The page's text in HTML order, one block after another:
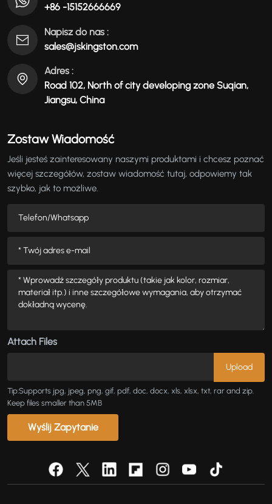
+86 -15152666669
Napisz do nas :
sales@jskingston.com
Adres :
Road 102, North of city developing zone Suqian,
Jiangsu, China
Zostaw Wiadomość
Jeśli jesteś zainteresowany naszymi produktami i chcesz poznać
więcej szczegółów, zostaw wiadomość tutaj, odpowiemy tak
szybko, jak to możliwe.
Attach Files
Tip:Supports jpg, jpeg, png, gif, pdf, doc, docx, xls, xlsx, txt, rar and zip.
Keep files smaller than 5MB
Wyślij Zapytanie